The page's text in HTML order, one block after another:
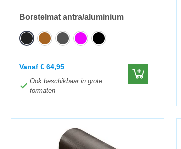
Borstelmat antra/aluminium
Vanaf € 64,95
Ook beschikbaar in grote
formaten